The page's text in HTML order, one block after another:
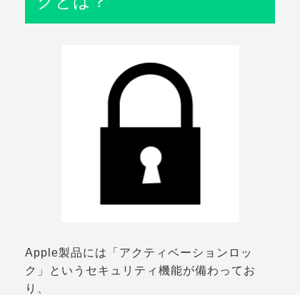
Apple製品には「アクティベーションロッ
ク」というセキュリティ機能が備わってお
り、